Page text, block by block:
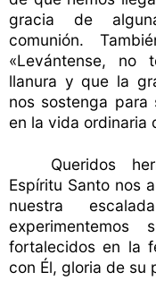
gracia de
comunión.
«Levántense, no
llanura y que la
nos sostenga para
en la vida ordinaria
Queridos
Espíritu Santo nos
nuestra
fortalecidos en la
con Él, gloria de su